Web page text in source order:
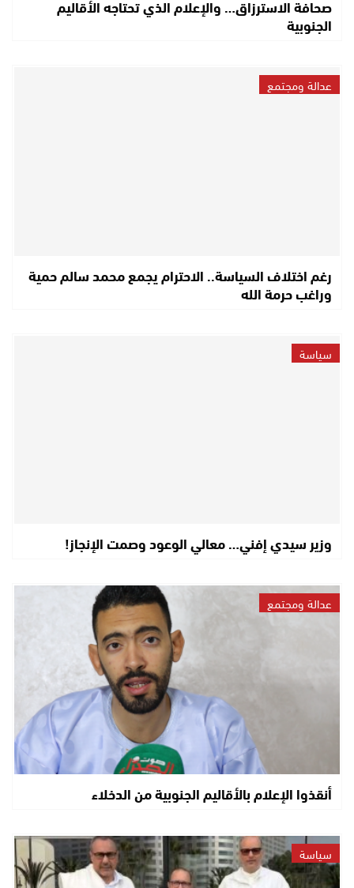
صحافة الاسترزاق… والإعلام الذي تحتاجه الأقاليم
الجنوبية
عدالة ومجتمع
رغم اختلاف السياسة.. الاحترام يجمع محمد سالم حمية
وراغب حرمة الله
سياسة
وزير سيدي إفني… معالي الوعود وصمت الإنجاز!
عدالة ومجتمع
أنقذوا الإعلام بالأقاليم الجنوبية من الدخلاء
سياسة